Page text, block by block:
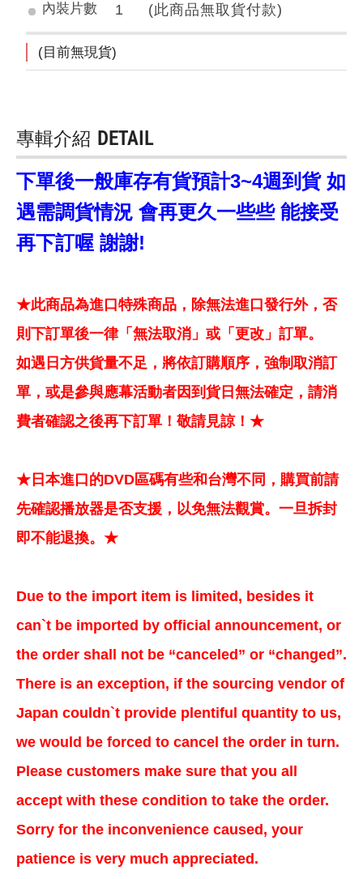
內裝片數 1 (此商品無取貨付款)
(目前無現貨)
專輯介紹 DETAIL
下單後一般庫存有貨預計3~4週到貨 如
遇需調貨情況 會再更久一些些 能接受
再下訂喔 謝謝!
★此商品為進口特殊商品，除無法進口發行外，否
則下訂單後一律「無法取消」或「更改」訂單。
如遇日方供貨量不足，將依訂購順序，強制取消訂
單，或是參與應幕活動者因到貨日無法確定，請消
費者確認之後再下訂單！敬請見諒！★
★日本進口的DVD區碼有些和台灣不同，購買前請
先確認播放器是否支援，以免無法觀賞。一旦拆封
即不能退換。★
Due to the import item is limited, besides it
can`t be imported by official announcement, or
the order shall not be “canceled” or “changed”.
There is an exception, if the sourcing vendor of
Japan couldn`t provide plentiful quantity to us,
we would be forced to cancel the order in turn.
Please customers make sure that you all
accept with these condition to take the order.
Sorry for the inconvenience caused, your
patience is very much appreciated.